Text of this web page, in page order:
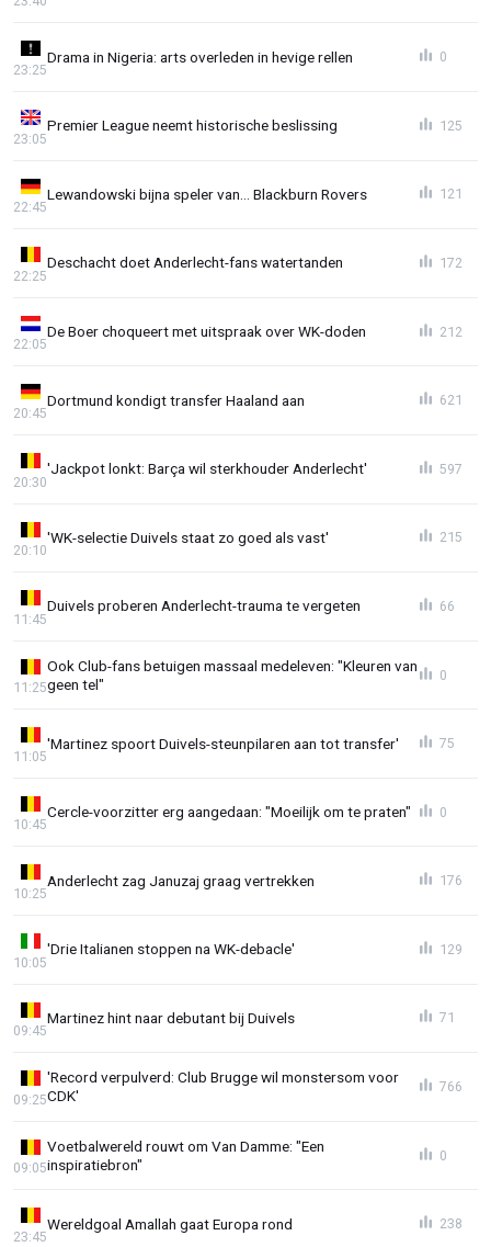
Drama in Nigeria: arts overleden in hevige rellen
23:25
0
Premier League neemt historische beslissing
23:05
125
Lewandowski bijna speler van… Blackburn Rovers
22:45
121
Deschacht doet Anderlecht-fans watertanden
22:25
172
De Boer choqueert met uitspraak over WK-doden
22:05
212
Dortmund kondigt transfer Haaland aan
20:45
621
'Jackpot lonkt: Barça wil sterkhouder Anderlecht'
20:30
597
'WK-selectie Duivels staat zo goed als vast'
20:10
215
Duivels proberen Anderlecht-trauma te vergeten
11:45
66
Ook Club-fans betuigen massaal medeleven: "Kleuren van
geen tel"
11:25
0
'Martinez spoort Duivels-steunpilaren aan tot transfer'
11:05
75
Cercle-voorzitter erg aangedaan: "Moeilijk om te praten"
10:45
0
Anderlecht zag Januzaj graag vertrekken
10:25
176
'Drie Italianen stoppen na WK-debacle'
10:05
129
Martinez hint naar debutant bij Duivels
09:45
71
'Record verpulverd: Club Brugge wil monstersom voor
CDK'
09:25
766
Voetbalwereld rouwt om Van Damme: "Een
inspiratiebron"
09:05
0
Wereldgoal Amallah gaat Europa rond
23:45
238